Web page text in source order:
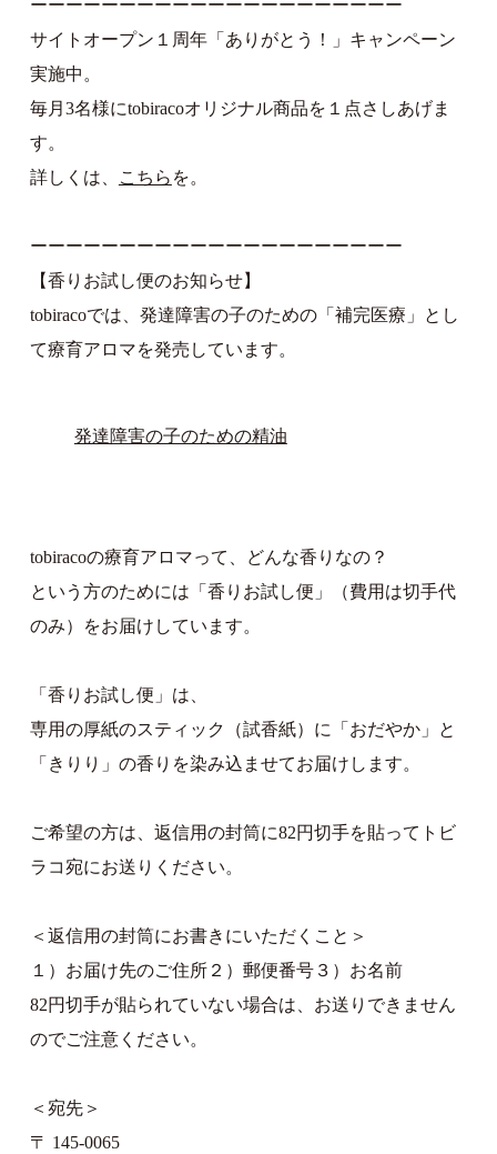
ーーーーーーーーーーーーーーーーーーーーー
サイトオープン１周年「ありがとう！」キャンペーン
実施中。
毎月3名様にtobiracoオリジナル商品を１点さしあげま
す。
詳しくは、
こちら を。
ーーーーーーーーーーーーーーーーーーーーー
【香りお試し便のお知らせ】
tobiracoでは、発達障害の子のための「補完医療」とし
て療育アロマを発売しています。
発達障害の子のための精油
tobiracoの療育アロマって、どんな香りなの？
という方のためには「香りお試し便」（費用は切手代
のみ）をお届けしています。
「香りお試し便」は、
専用の厚紙のスティック（試香紙）に「おだやか」と
「きりり」の香りを染み込ませてお届けします。
ご希望の方は、返信用の封筒に82円切手を貼ってトビ
ラコ宛にお送りください。
＜返信用の封筒にお書きにいただくこと＞
１）お届け先のご住所２）郵便番号３）お名前
82円切手が貼られていない場合は、お送りできません
のでご注意ください。
＜宛先＞
〒 145-0065